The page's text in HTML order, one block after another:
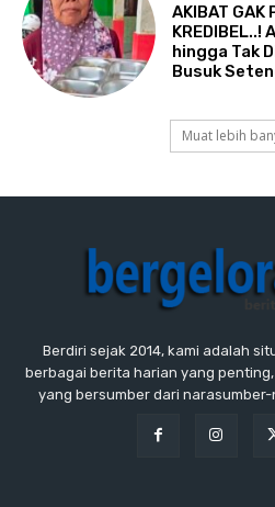
AKIBAT GAK
KREDIBEL..!
hingga Tak
Busuk
Muat lebih
Berdiri sejak 2014, kami adalah
berbagai berita harian yang
yang bersumber dari